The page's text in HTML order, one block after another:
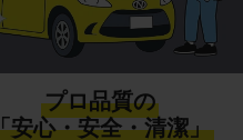
プロ品質の
安心・安全・清潔」